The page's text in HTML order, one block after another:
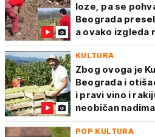
loze, pa se
Beograda
a ovako izgleda
KULTURA
Zbog ovoga je
Beograda i
i pravi vino i
neobičan
POP KULTURA